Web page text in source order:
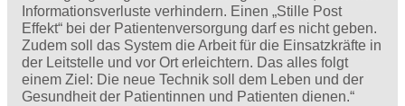
Informationsverluste verhindern. Einen „Stille Post
Effekt“ bei der Patientenversorgung darf es nicht geben.
Zudem soll das System die Arbeit für die Einsatzkräfte in
der Leitstelle und vor Ort erleichtern. Das alles folgt
einem Ziel: Die neue Technik soll dem Leben und der
Gesundheit der Patientinnen und Patienten dienen.“